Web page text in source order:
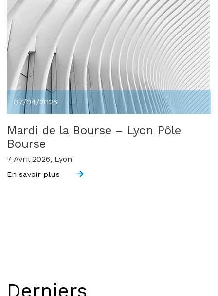
07/04/2026
Mardi de la Bourse – Lyon Pôle
Bourse
7 Avril 2026, Lyon
En savoir plus
Derniers